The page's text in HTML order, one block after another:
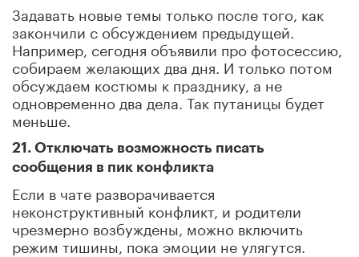
Задавать новые темы только после того, как
закончили с обсуждением предыдущей.
Например, сегодня объявили про фотосессию,
собираем желающих два дня. И только потом
обсуждаем костюмы к празднику, а не
одновременно два дела. Так путаницы будет
меньше.
21. Отключать возможность писать
сообщения в пик конфликта
Если в чате разворачивается
неконструктивный конфликт, и родители
чрезмерно возбуждены, можно включить
режим тишины, пока эмоции не улягутся.